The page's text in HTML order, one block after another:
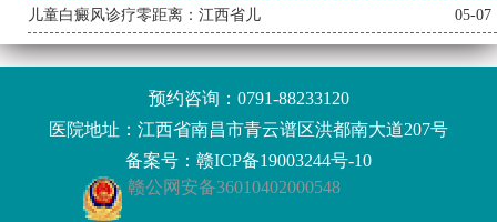
儿童白癜风诊疗零距离：江西省儿 05-07
预约咨询： 0791-88233120
医院地址：江西省南昌市青云谱区洪都南大道207号
备案号： 赣ICP备19003244号-10
赣公网安备36010402000548